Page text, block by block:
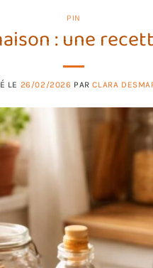
PIN
: une
LE 26/02/2026 PARCLARA